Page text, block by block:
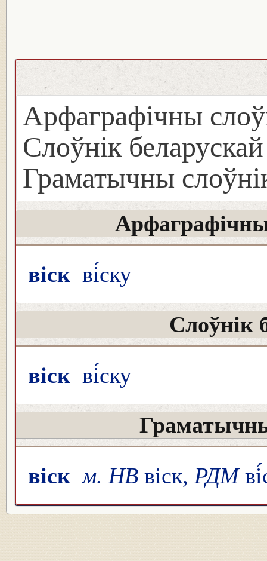
Арфаграфічны
Слоўнік
Граматычны
віск ві́ску
Слоўнік
віск ві́ску
віск м. НВ віск, РДМ